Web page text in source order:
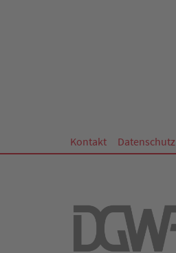
Kontakt Datenschutz